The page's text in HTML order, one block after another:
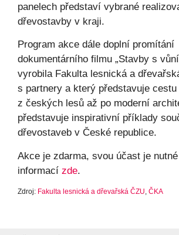
panelech představí vybrané
dřevostavby v kraji.
Program akce dále doplní promítání
dokumentárního filmu „Stavby s
vyrobila Fakulta lesnická a
s partnery a který představuje cestu
z českých lesů až po moderní
představuje inspirativní příklady
dřevostaveb v České republice.
Akce je zdarma, svou účast je
informací zde.
Zdroj: Fakulta lesnická a dřevařská ČZU, ČKA